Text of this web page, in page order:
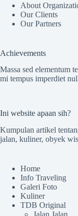
About
Our Clients
Our Partners
Achievements
Massa sed elementum
mi tempus imperdiet
Ini website apaan sih?
Kumpulan artikel
jalan, kuliner, obyek
Home
Info Traveling
Galeri Foto
Kuliner
TDB Original